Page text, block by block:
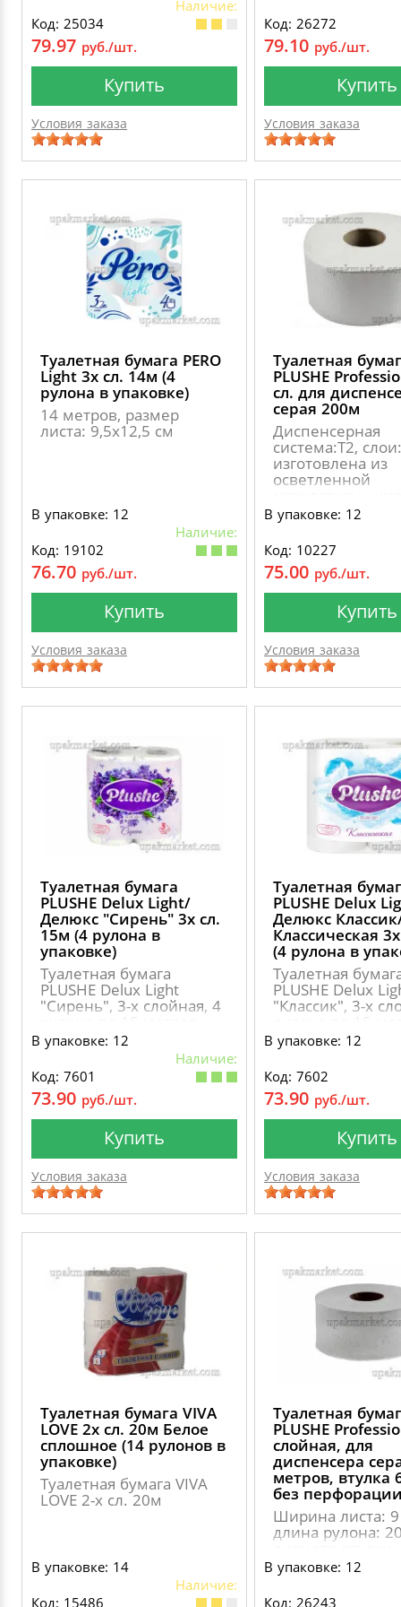
Наличие:
Код: 25034
79.97 руб./шт.
Купить
Условия заказа
Код: 26272
79.10 руб./шт.
Купить
Условия заказа
Туалетная бумага PERO
Light 3х сл. 14м (4
рулона в упаковке)
14 метров, размер
листа: 9,5х12,5 см
В упаковке: 12
Наличие:
Код: 19102
76.70 руб./шт.
Купить
Условия заказа
Туалетная
PLUSHE
сл. для
серая 200м
Диспенсерная
система:Т2,
изготовлена из
осветленной
листа: 9 см
рулона: 200 м.,
втулки: 60 мм.,
рулона: 180 мм
В упаковке: 12
Код: 10227
75.00 руб./шт.
Купить
Условия заказа
Туалетная бумага
PLUSHE Delux Light/
Делюкс "Сирень" 3х сл.
15м (4 рулона в
упаковке)
Туалетная бумага
PLUSHE Delux Light
"Сирень", 3-х слойная, 4
рулона по 15 метров
В упаковке: 12
Наличие:
Код: 7601
73.90 руб./шт.
Купить
Условия заказа
Туалетная
PLUSHE Delux
Делюкс
Классическая
(4 рулона в
Туалетная
PLUSHE Delux
"Классик", 3-х
В упаковке: 12
Код: 7602
73.90 руб./шт.
Купить
Условия заказа
Туалетная бумага VIVA
LOVE 2х сл. 20м Белое
сплошное (14 рулонов в
упаковке)
Туалетная бумага VIVA
LOVE 2-х сл. 20м
В упаковке: 14
Наличие:
Код: 15486
Туалетная
PLUSHE
слойная, для
диспенсера
метров, втулка
без
Ширина листа:
длина рулона:
диаметр
диаметр
мм.,
система:Т2
В упаковке: 12
Код: 26243